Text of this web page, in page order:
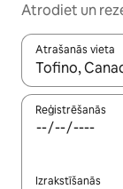
Atrodiet un
Atrašanās vieta
Kad rezultāti
Reģistrēšanās
Izrakstīšanās